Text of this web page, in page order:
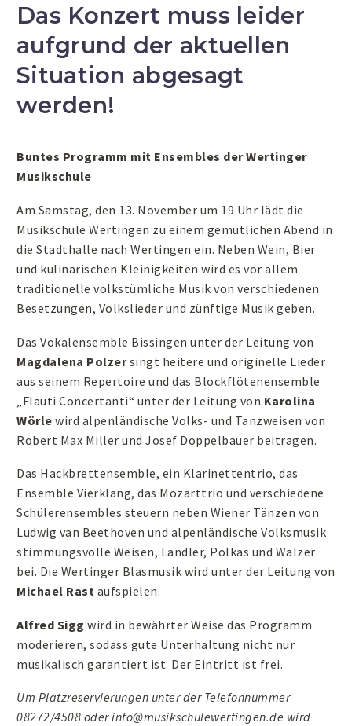
Das Konzert muss leider
aufgrund der aktuellen
Situation abgesagt
werden!
Buntes Programm mit Ensembles der Wertinger
Musikschule
Am Samstag, den 13. November um 19 Uhr lädt die
Musikschule Wertingen zu einem gemütlichen Abend in
die Stadthalle nach Wertingen ein. Neben Wein, Bier
und kulinarischen Kleinigkeiten wird es vor allem
traditionelle volkstümliche Musik von verschiedenen
Besetzungen, Volkslieder und zünftige Musik geben.
Das Vokalensemble Bissingen unter der Leitung von
Magdalena Polzersingt heitere und originelle Lieder
aus seinem Repertoire und das Blockflötenensemble
„Flauti Concertanti“ unter der Leitung von Karolina
Wörle wird alpenländische Volks- und Tanzweisen von
Robert Max Miller und Josef Doppelbauer beitragen.
Das Hackbrettensemble, ein Klarinettentrio, das
Ensemble Vierklang, das Mozarttrio und verschiedene
Schülerensembles steuern neben Wiener Tänzen von
Ludwig van Beethoven und alpenländische Volksmusik
stimmungsvolle Weisen, Ländler, Polkas und Walzer
bei. Die Wertinger Blasmusik wird unter der Leitung von
Michael Rast aufspielen.
Alfred Sigg wird in bewährter Weise das Programm
moderieren, sodass gute Unterhaltung nicht nur
musikalisch garantiert ist. Der Eintritt ist frei.
Um Platzreservierungen unter der Telefonnummer
08272/4508 oder info@musikschulewertingen.de wird